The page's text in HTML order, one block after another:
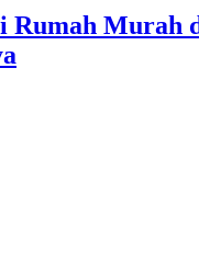
Rumah Murah